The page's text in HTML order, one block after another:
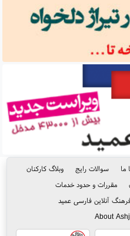
ما سوالات رایج
وبلاگ کارکنان
مقررات و حدود خدمات
آنلاین فارسی عمید
About